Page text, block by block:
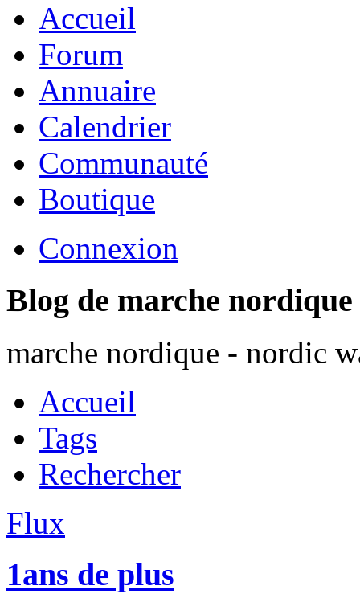
Accueil
Forum
Annuaire
Calendrier
Communauté
Boutique
Connexion
Blog de marche nordique
marche nordique - nordic
Accueil
Tags
Rechercher
Flux
1ans de plus